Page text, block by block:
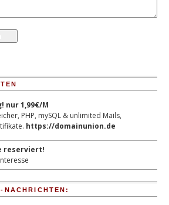
nur 1,99€/M
PHP, mySQL & unlimited Mails,
https://domainunion.de
reserviert!
NACHRICHTEN: